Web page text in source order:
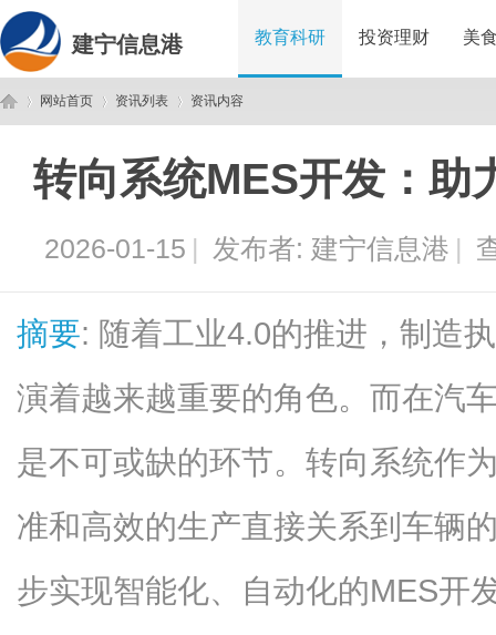
建宁信息港 教育科研 投资理财 美
网站首页 资讯列表
›
资讯内容
转向系统MES开发：助
2026-01-15 | 发布者: 建宁信息港 |
摘要: 随着工业4.0的推进，制造
演着越来越重要的角色。而在汽
是不可或缺的环节。转向系统作
准和高效的生产直接关系到车辆
步实现智能化、自动化的MES开